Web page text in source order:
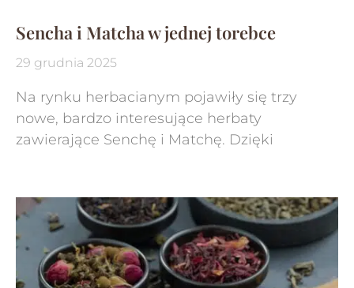
Sencha i Matcha w jednej torebce
29 grudnia 2025
Na rynku herbacianym pojawiły się trzy
nowe, bardzo interesujące herbaty
zawierające Senchę i Matchę. Dzięki